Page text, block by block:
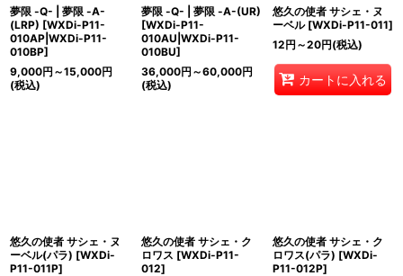
夢限 -Q- | 夢限 -A-
(LRP) [WXDi-P11-
010AP|WXDi-P11-
010BP]
9,000円 ～15,000円
(税込)
夢限 -Q- | 夢限 -A-(UR)
[WXDi-P11-
010AU|WXDi-P11-
010BU]
36,000円 ～60,000円
(税込)
悠久の使者 サシェ・ヌ
ーベル [WXDi-P11-011]
12円 ～20円(税込)
カートに入れる
悠久の使者 サシェ・ヌ
ーベル(パラ) [WXDi-
P11-011P]
悠久の使者 サシェ・ク
ロワス [WXDi-P11-
012]
悠久の使者 サシェ・ク
ロワス(パラ) [WXDi-
P11-012P]